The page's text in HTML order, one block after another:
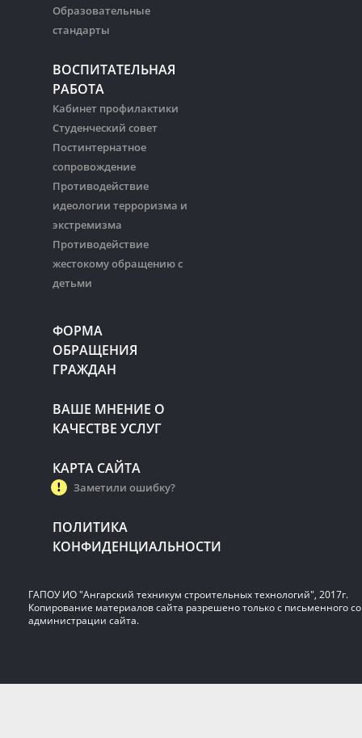
Образовательные
стандарты
ВОСПИТАТЕЛЬНАЯ
РАБОТА
Кабинет профилактики
Студенческий совет
Постинтернатное
сопровождение
Противодействие
идеологии терроризма и
экстремизма
Противодействие
жестокому обращению с
детьми
ФОРМА
ОБРАЩЕНИЯ
ГРАЖДАН
ВАШЕ МНЕНИЕ О
КАЧЕСТВЕ УСЛУГ
КАРТА САЙТА
Заметили ошибку?
ПОЛИТИКА
КОНФИДЕНЦИАЛЬНОСТИ
ГАПОУ ИО "Ангарский техникум строительных технологий", 2017г.
Копирование материалов сайта разрешено только с письменного
администрации сайта.